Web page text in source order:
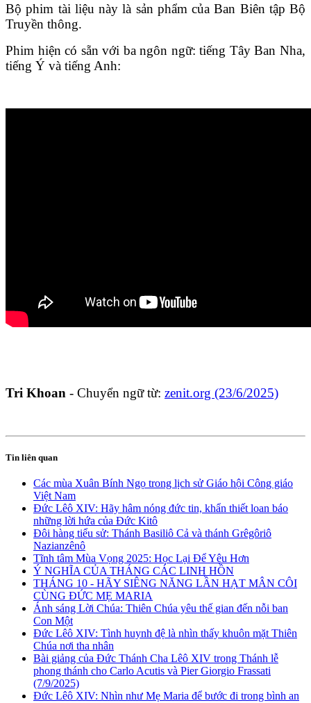
Bộ phim tài liệu này là sản phẩm của Ban Biên tập Bộ
Truyền thông.
Phim hiện có sẵn với ba ngôn ngữ: tiếng Tây Ban Nha,
tiếng Ý và tiếng Anh:
Tri Khoan - Chuyển ngữ từ: zenit.org (23/6/2025)
Tin liên quan
Các mùa Xuân Bính Ngọ trong lịch sử Giáo hội Công giáo
Việt Nam
Đức Lêô XIV: Hãy hâm nóng đức tin, khẩn thiết loan báo
những lời hứa của Đức Kitô
Đôi hàng tiểu sử: Thánh Basiliô Cả và thánh Grêgôriô
Nazianzênô
Tĩnh tâm Mùa Vọng 2025: Học Lại Để Yêu Hơn
Ý NGHĨA CỦA THÁNG CÁC LINH HỒN
THÁNG 10 - HÃY SIÊNG NĂNG LẦN HẠT MÂN CÔI
CÙNG ĐỨC MẸ MARIA
Ánh sáng Lời Chúa: Thiên Chúa yêu thế gian đến nỗi ban
Con Một
Đức Lêô XIV: Tình huynh đệ là nhìn thấy khuôn mặt Thiên
Chúa nơi tha nhân
Bài giảng của Đức Thánh Cha Lêô XIV trong Thánh lễ
phong thánh cho Carlo Acutis và Pier Giorgio Frassati
(7/9/2025)
Đức Lêô XIV: Nhìn như Mẹ Maria để bước đi trong bình an